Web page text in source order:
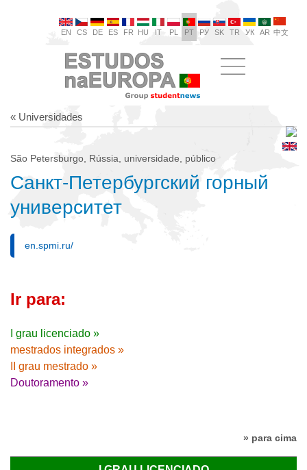
EN CS DE ES FR HU IT PL PT РУ SK TR УК AR 中文
« Universidades
São Petersburgo, Rússia, universidade, público
Санкт-Петербургский горный
университет
en.spmi.ru/
Ir para:
I grau licenciado »
mestrados integrados »
II grau mestrado »
Doutoramento »
» para cima